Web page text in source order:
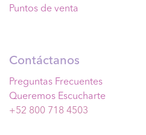
Puntos de venta
Contáctanos
Preguntas Frecuentes
Queremos Escucharte
+52 800 718 4503